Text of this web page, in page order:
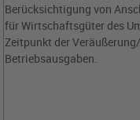
Berücksichtigung von
für Wirtschaftsgüter des
Zeitpunkt der
Betriebsausgaben.